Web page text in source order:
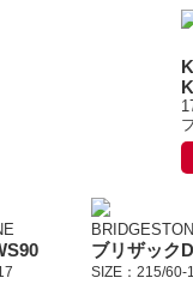
ブリザック
SIZE：215/60-